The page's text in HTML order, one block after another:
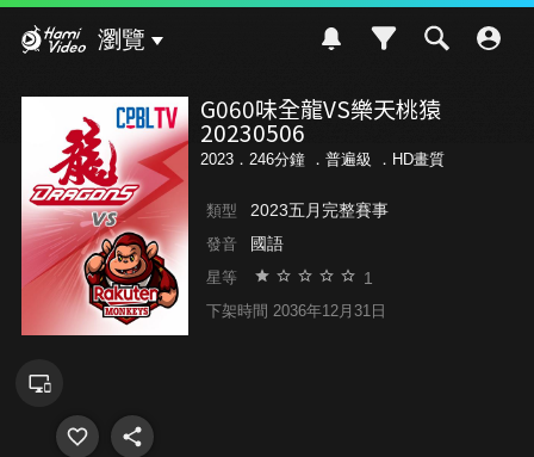
瀏覽
G060味全龍VS樂天桃猿
20230506
2023．246分鐘 ． 普遍級 ．HD畫質
類型 2023五月完整賽事
發音 國語
星等 1
下架時間 2036年12月31日